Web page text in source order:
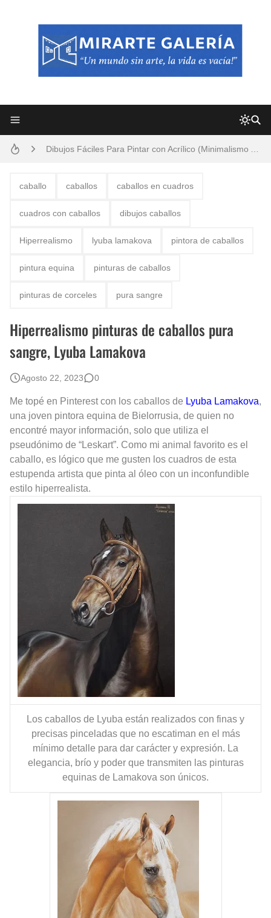
Frutas y Flores Para Colorear Imágenes
Dibujos para Colorear, una Actividad Divertida para Niños y Niñas
caballo caballos caballos en cuadros
cuadros con caballos dibujos caballos
Hiperrealismo lyuba lamakova pintora de caballos
pintura equina pinturas de caballos
pinturas de corceles pura sangre
Hiperrealismo pinturas de caballos pura
sangre, Lyuba Lamakova
Agosto 22, 2023 0
Me topé en Pinterest con los caballos de Lyuba Lamakova,
una joven pintora equina de Bielorrusia, de quien no
encontré mayor información, solo que utiliza el
pseudónimo de “Leskart”. Como mi animal favorito es el
caballo, es lógico que me gusten los cuadros de esta
estupenda artista que pinta al óleo con un inconfundible
estilo hiperrealista.
Los caballos de Lyuba están realizados con finas y
precisas pinceladas que no escatiman en el más
mínimo detalle para dar carácter y expresión. La
elegancia, brío y poder que transmiten las pinturas
equinas de Lamakova son únicos.